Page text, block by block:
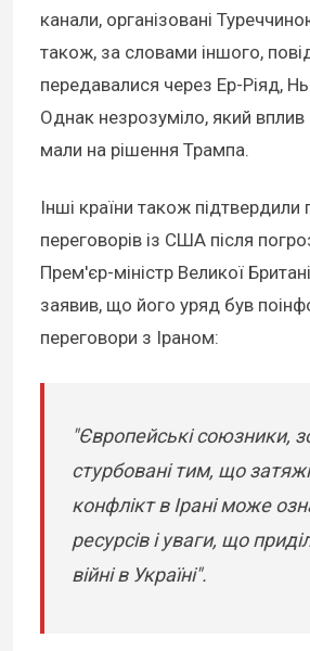
канали, організовані
також, за словами іншого,
передавалися через Ер-Ріяд,
Однак незрозуміло, який вплив
мали на рішення Трампа.
Інші країни також
переговорів із США після
Прем'єр-міністр Великої
заявив, що його уряд був
переговори з Іраном:
"Європейські союзники,
стурбовані тим, що
конфлікт в Ірані може
ресурсів і уваги, що
війні в Україні".